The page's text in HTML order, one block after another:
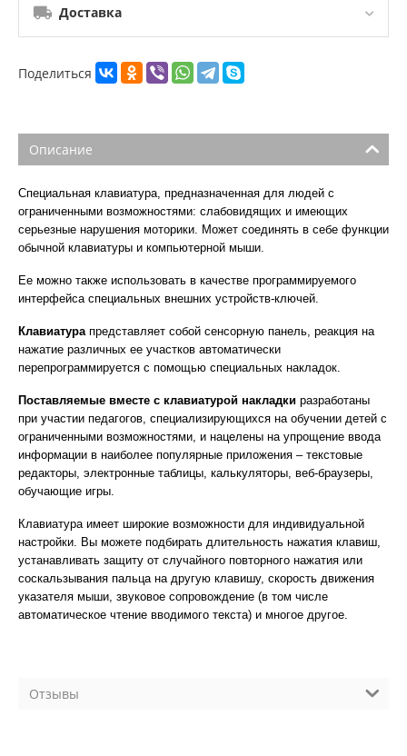
Доставка
Поделиться
Описание
Специальная клавиатура, предназначенная для людей с
ограниченными возможностями: слабовидящих и имеющих
серьезные нарушения моторики. Может соединять в себе функции
обычной клавиатуры и компьютерной мыши.
Ее можно также использовать в качестве программируемого
интерфейса специальных внешних устройств-ключей.
Клавиатурапредставляет собой сенсорную панель, реакция на
нажатие различных ее участков автоматически
перепрограммируется с помощью специальных накладок.
Поставляемые вместе с клавиатурой накладки разработаны
при участии педагогов, специализирующихся на обучении детей с
ограниченными возможностями, и нацелены на упрощение ввода
информации в наиболее популярные приложения – текстовые
редакторы, электронные таблицы, калькуляторы, веб-браузеры,
обучающие игры.
Клавиатура имеет широкие возможности для индивидуальной
настройки. Вы можете подбирать длительность нажатия клавиш,
устанавливать защиту от случайного повторного нажатия или
соскальзывания пальца на другую клавишу, скорость движения
указателя мыши, звуковое сопровождение (в том числе
автоматическое чтение вводимого текста) и многое другое.
Отзывы